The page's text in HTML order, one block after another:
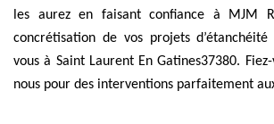
les aurez en faisant confiance à MJM
concrétisation de vos projets
vous à Saint Laurent En Gatines37380.
nous pour des interventions parfaitement